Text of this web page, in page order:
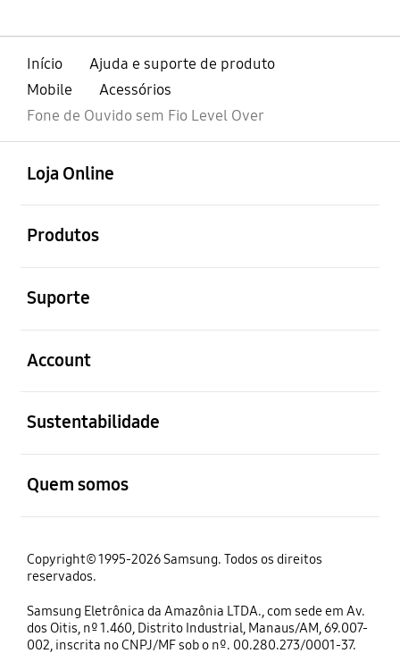
Início
Ajuda e suporte de produto
Mobile
Acessórios
Fone de Ouvido sem Fio Level Over
Loja Online
Produtos
Suporte
Account
Sustentabilidade
Quem somos
Copyright© 1995-2026 Samsung. Todos os direitos
reservados.
Samsung Eletrônica da Amazônia LTDA., com sede em Av.
dos Oitis, nº 1.460, Distrito Industrial, Manaus/AM, 69.007-
002, inscrita no CNPJ/MF sob o nº. 00.280.273/0001-37.